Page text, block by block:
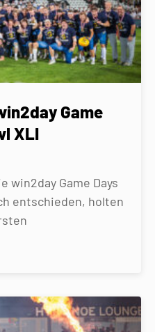
Game
XLI
win2day Game Days
entschieden, holten